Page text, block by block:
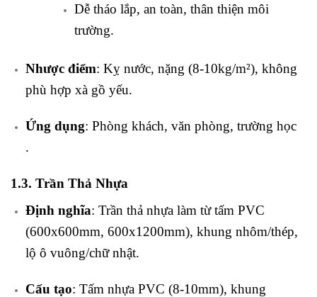
Dễ tháo lắp, an toàn, thân thiện môi
trường.
Nhược điểm: Kỵ nước, nặng (8-10kg/m²), không
phù hợp xà gồ yếu.
Ứng dụng: Phòng khách, văn phòng, trường học
.
1.3. Trần Thả Nhựa
Định nghĩa: Trần thả nhựa làm từ tấm PVC
(600x600mm, 600x1200mm), khung nhôm/thép,
lộ ô vuông/chữ nhật.
Cấu tạo: Tấm nhựa PVC (8-10mm), khung